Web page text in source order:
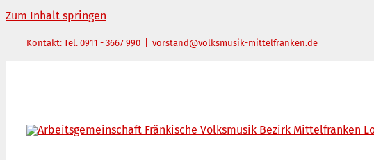
Zum Inhalt springen
Kontakt: Tel. 0911 - 3667 990 vorstand@volksmusik-mittelfranken.de